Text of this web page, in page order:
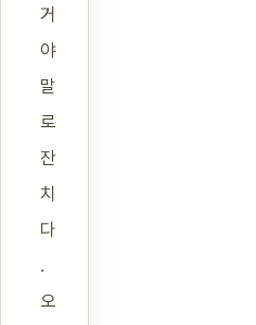
거
야
말
로
잔
치
다
.
오